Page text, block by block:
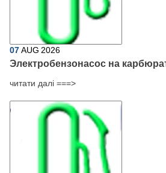
07AUG 2026
Электробензонасос на
читати далі ===>